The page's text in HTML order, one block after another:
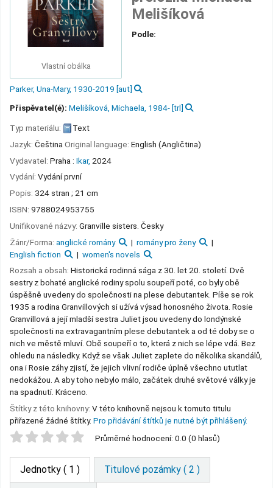
Vlastní obálka
Melišíková
Podle:
Parker, Una-Mary, 1930-2019 [aut]
Přispěvatel(é): Melišíková, Michaela, 1984- [trl]
Typ materiálu:
Text
Jazyk: Čeština Original language: English (Angličtina)
Vydavatel: Praha : Ikar, 2024
Vydání: Vydání první
Popis: 324 stran ; 21 cm
ISBN: 9788024953755
Unifikované názvy: Granville sisters. Česky
Žánr/Forma: anglické romány
romány pro ženy
English fiction
women's novels
Rozsah a obsah: Historická rodinná sága z 30. let 20. století. Dvě
sestry z bohaté anglické rodiny spolu soupeří poté, co byly obě
úspěšně uvedeny do společnosti na plese debutantek. Píše se rok
1935 a rodina Granvillových si užívá výsad honosného života. Rosie
Granvillová a její mladší sestra Juliet jsou uvedeny do londýnské
společnosti na extravagantním plese debutantek a od té doby se o
nich ve městě mluví. Obě soupeří o to, která z nich se lépe vdá. Bez
ohledu na následky. Když se však Juliet zaplete do několika skandálů,
ona i Rosie záhy zjistí, že jejich vlivní rodiče úplně všechno ututlat
nedokážou. A aby toho nebylo málo, začátek druhé světové války je
na spadnutí. Kráceno.
Štítky z této knihovny: V této knihovně nejsou k tomuto titulu
přiřazené žádné štítky. Pro přidávání štítků je nutné být přihlášený.
Star ratings Průměrné hodnocení: 0.0 (0 hlasů)
Jednotky ( 1 ) Titulové pozámky ( 2 )